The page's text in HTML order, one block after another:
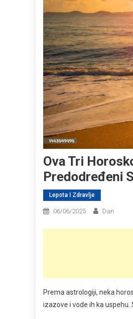
Ova Tri
Predodređeni
Lepota I Zdravlje
06/06/2025 Dan
Prema astrologiji, neka
izazove i vode ih ka